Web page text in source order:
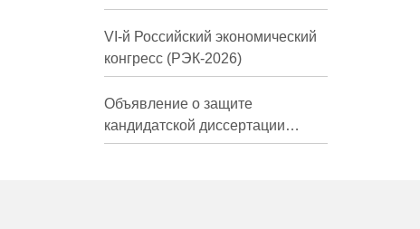
фактор экономического роста»
VI-й Российский экономический
конгресс (РЭК-2026)
Объявление о защите
кандидатской диссертации
Трындиной Николь Сергеевны